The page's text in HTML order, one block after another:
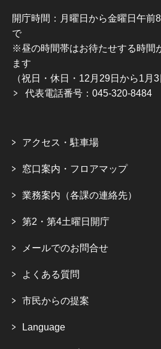
開庁時間：月曜日から金曜日午前
で
※昼の時間帯はお待たせする時間
ます
（祝日・休日・12月29日から1月3
代表電話番号：045-320-8484
アクセス・駐車場
窓口案内・フロアマップ
業務案内（各課の連絡先）
第2・第4土曜日開庁
メールでのお問合せ
よくある質問
市民からの提案
Language